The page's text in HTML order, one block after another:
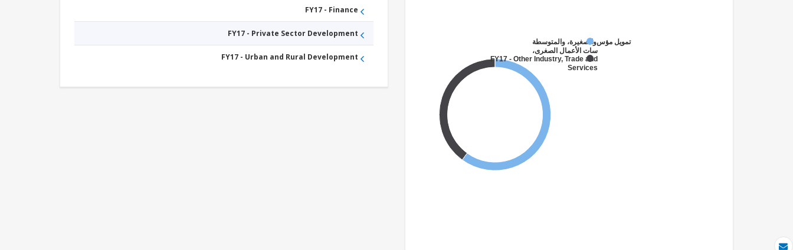
تمويل مؤسسات الأعمال الصغرى،
والصغيرة، والمتوسطة
FY17 - Other Industry, Trade and
Services
FY17 - Finance
FY17 - Private Sector Development
FY17 - Urban and Rural Development